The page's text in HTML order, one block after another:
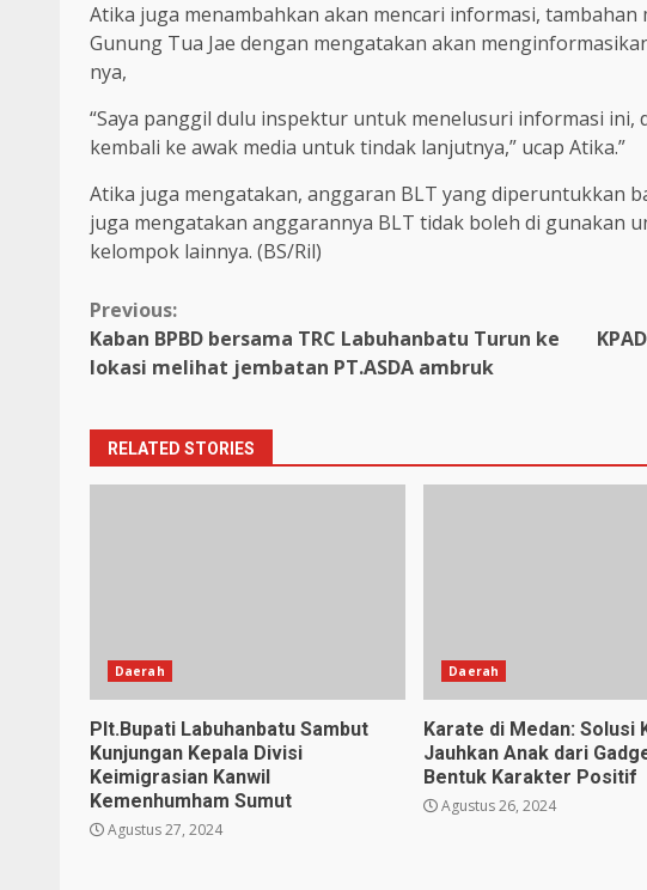
Atika juga menambahkan akan mencari informasi,
Gunung Tua Jae dengan mengatakan akan
nya,
“Saya panggil dulu inspektur untuk menelusuri informasi ini,
kembali ke awak media untuk tindak lanjutnya,” ucap Atika.”
Atika juga mengatakan, anggaran BLT yang diperuntukkan
juga mengatakan anggarannya BLT tidak boleh di gunakan
kelompok lainnya. (BS/Ril)
Continue
Reading
Previous:
Kaban BPBD bersama TRC Labuhanbatu Turun ke
lokasi melihat jembatan PT.ASDA ambruk
RELATED STORIES
Daerah
Plt.Bupati Labuhanbatu Sambut
Kunjungan Kepala Divisi
Keimigrasian Kanwil
Kemenhumham Sumut
Agustus 27, 2024
Daerah
Karate di Medan: Solusi
Jauhkan Anak dari
Bentuk Karakter Positif
Agustus 26, 2024